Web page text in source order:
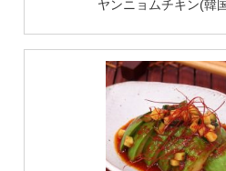
ヤンニョムチキン(韓